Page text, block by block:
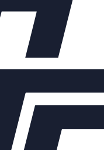
Ду150 Ру16 с